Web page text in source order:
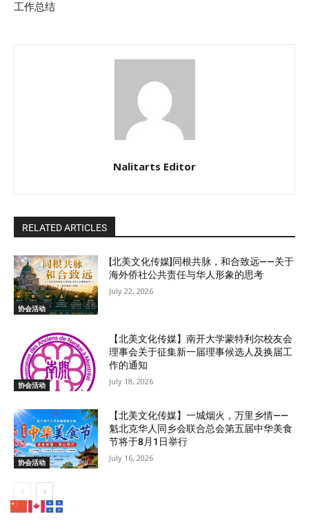
工作总结
Nalitarts Editor
RELATED ARTICLES
协会活动
[北美文化传媒]同根共脉，和合致远——关于
海外侨社公共责任与华人形象的思考
July 22, 2026
协会活动
【北美文化传媒】南开大学蒙特利尔校友会
理事会关于征集新一届理事候选人及换届工
作的通知
July 18, 2026
协会活动
【北美文化传媒】一城烟火，万里乡情——
魁北克华人同乡会联合总会第五届中华美食
节将于8月1日举行
July 16, 2026